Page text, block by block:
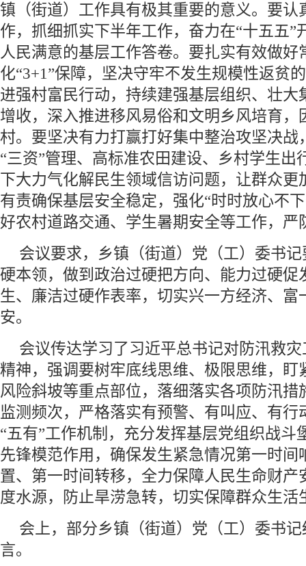
镇（街道）工作具有极其重要的意义。要认
作，抓细抓实下半年工作，奋力在“十五五”
人民满意的基层工作答卷。要扎实有效做好
化“3+1”保障，坚决守牢不发生规模性返贫
进强村富民行动，持续建强基层组织、壮大
增收，深入推进移风易俗和文明乡风培育，
村。要坚决有力打赢打好集中整治攻坚决战
“三资”管理、高标准农田建设、乡村学生出
下大力气化解民生领域信访问题，让群众更
有责确保基层安全稳定，强化“时时放心不
好农村道路交通、学生暑期安全等工作，严
会议要求，乡镇（街道）党（工）委书
硬本领，做到政治过硬把方向、能力过硬促
生、廉洁过硬作表率，切实兴一方经济、富
安。
会议传达学习了习近平总书记对防汛救
精神，强调要树牢底线思维、极限思维，盯
风险斜坡等重点部位，落细落实各项防汛措
监测频次，严格落实有预警、有叫应、有行
“五有”工作机制，充分发挥基层党组织战斗
先锋模范作用，确保发生紧急情况第一时间
置、第一时间转移，全力保障人民生命财产
度水源，防止旱涝急转，切实保障群众生活
会上，部分乡镇（街道）党（工）委书
言。